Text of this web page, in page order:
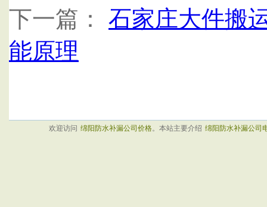
下一篇： 石家庄大件搬
能原理
欢迎访问 绵阳防水补漏公司价格。本站主要介绍 绵阳防水补漏公司